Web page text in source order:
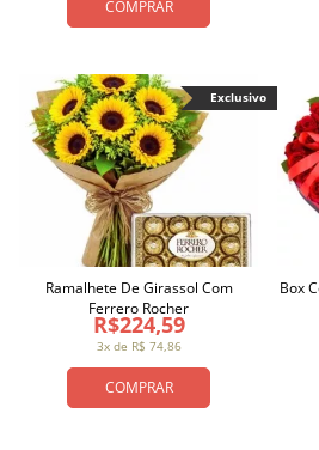
COMPRAR
COMPRAR
3x de R$ 74,86
R$224,59
Ramalhete De Girassol Com
Ferrero Rocher
Exclusivo
Box